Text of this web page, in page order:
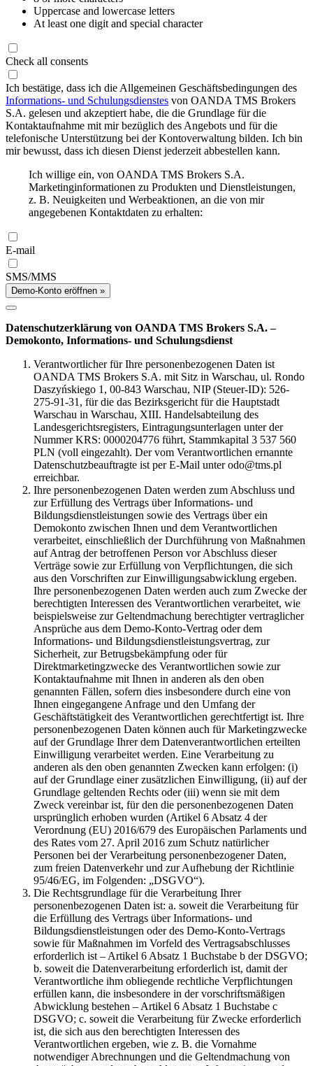
Uppercase and lowercase letters
At least one digit and special character
Check all consents
Ich bestätige, dass ich die Allgemeinen Geschäftsbedingungen des
Informations- und Schulungsdienstes von OANDA TMS Brokers
S.A. gelesen und akzeptiert habe, die die Grundlage für die
Kontaktaufnahme mit mir bezüglich des Angebots und für die
telefonische Unterstützung bei der Kontoverwaltung bilden. Ich bin
mir bewusst, dass ich diesen Dienst jederzeit abbestellen kann.
Ich willige ein, von OANDA TMS Brokers S.A.
Marketinginformationen zu Produkten und Dienstleistungen,
z. B. Neuigkeiten und Werbeaktionen, an die von mir
angegebenen Kontaktdaten zu erhalten:
E-mail
SMS/MMS
Demo-Konto eröffnen »
Datenschutzerklärung von OANDA TMS Brokers S.A. –
Demokonto, Informations- und Schulungsdienst
Verantwortlicher für Ihre personenbezogenen Daten ist
OANDA TMS Brokers S.A. mit Sitz in Warschau, ul. Rondo
Daszyńskiego 1, 00-843 Warschau, NIP (Steuer-ID): 526-
275-91-31, für die das Bezirksgericht für die Hauptstadt
Warschau in Warschau, XIII. Handelsabteilung des
Landesgerichtsregisters, Eintragungsunterlagen unter der
Nummer KRS: 0000204776 führt, Stammkapital 3 537 560
PLN (voll eingezahlt). Der vom Verantwortlichen ernannte
Datenschutzbeauftragte ist per E-Mail unter odo@tms.pl
erreichbar.
Ihre personenbezogenen Daten werden zum Abschluss und
zur Erfüllung des Vertrags über Informations- und
Bildungsdienstleistungen sowie des Vertrags über ein
Demokonto zwischen Ihnen und dem Verantwortlichen
verarbeitet, einschließlich der Durchführung von Maßnahmen
auf Antrag der betroffenen Person vor Abschluss dieser
Verträge sowie zur Erfüllung von Verpflichtungen, die sich
aus den Vorschriften zur Einwilligungsabwicklung ergeben.
Ihre personenbezogenen Daten werden auch zum Zwecke der
berechtigten Interessen des Verantwortlichen verarbeitet, wie
beispielsweise zur Geltendmachung berechtigter vertraglicher
Ansprüche aus dem Demo-Konto-Vertrag oder dem
Informations- und Bildungsdienstleistungsvertrag, zur
Sicherheit, zur Betrugsbekämpfung oder für
Direktmarketingzwecke des Verantwortlichen sowie zur
Kontaktaufnahme mit Ihnen in anderen als den oben
genannten Fällen, sofern dies insbesondere durch eine von
Ihnen eingegangene Anfrage und den Umfang der
Geschäftstätigkeit des Verantwortlichen gerechtfertigt ist. Ihre
personenbezogenen Daten können auch für Marketingzwecke
auf der Grundlage Ihrer dem Datenverantwortlichen erteilten
Einwilligung verarbeitet werden. Eine Verarbeitung zu
anderen als den oben genannten Zwecken kann erfolgen: (i)
auf der Grundlage einer zusätzlichen Einwilligung, (ii) auf der
Grundlage geltenden Rechts oder (iii) wenn sie mit dem
Zweck vereinbar ist, für den die personenbezogenen Daten
ursprünglich erhoben wurden (Artikel 6 Absatz 4 der
Verordnung (EU) 2016/679 des Europäischen Parlaments und
des Rates vom 27. April 2016 zum Schutz natürlicher
Personen bei der Verarbeitung personenbezogener Daten,
zum freien Datenverkehr und zur Aufhebung der Richtlinie
95/46/EG, im Folgenden: „DSGVO“).
Die Rechtsgrundlage für die Verarbeitung Ihrer
personenbezogenen Daten ist: a. soweit die Verarbeitung für
die Erfüllung des Vertrags über Informations- und
Bildungsdienstleistungen oder des Demo-Konto-Vertrags
sowie für Maßnahmen im Vorfeld des Vertragsabschlusses
erforderlich ist – Artikel 6 Absatz 1 Buchstabe b der DSGVO;
b. soweit die Datenverarbeitung erforderlich ist, damit der
Verantwortliche ihm obliegende rechtliche Verpflichtungen
erfüllen kann, die insbesondere in der vorschriftsmäßigen
Abwicklung bestehen – Artikel 6 Absatz 1 Buchstabe c
DSGVO; c. soweit die Verarbeitung für Zwecke erforderlich
ist, die sich aus den berechtigten Interessen des
Verantwortlichen ergeben, wie z. B. die Vornahme
notwendiger Abrechnungen und die Geltendmachung von